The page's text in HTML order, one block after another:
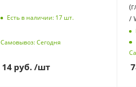
Есть в наличии: 17шт.
Самовывоз: Сегодня
14руб. /шт
/